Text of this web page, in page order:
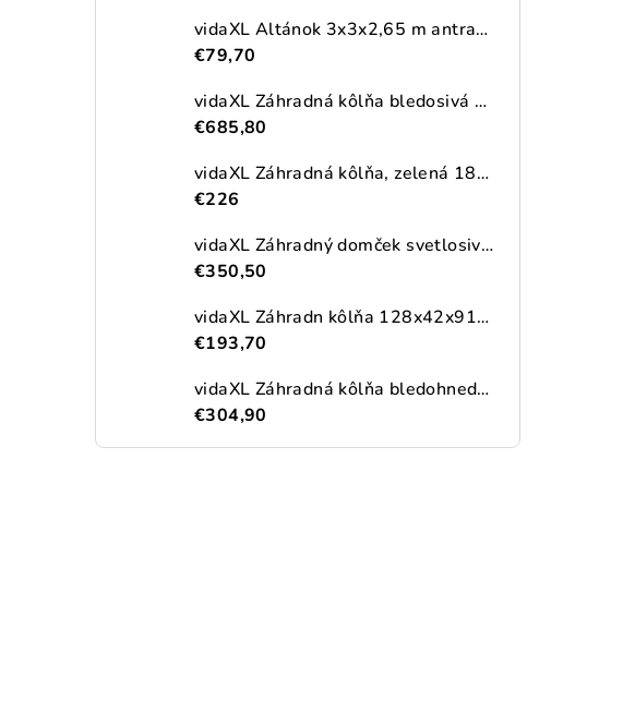
vidaXL Altánok 3x3x2,65 m antracitový 180 g/m²
€79,70
vidaXL Záhradná kôlňa bledosivá 192x523x223 cm pozinkovaná oceľ
€685,80
vidaXL Záhradná kôlňa, zelená 180,5x97x209,5 cm, pozinkovaná oceľ
€226
vidaXL Záhradný domček svetlosivý 191x215x198 cm pozinkovaná oceľ
€350,50
vidaXL Záhradn kôlňa 128x42x91 cm, drevo
€193,70
vidaXL Záhradná kôlňa bledohnedá 192x191x223 cm pozinkovaná oceľ
€304,90